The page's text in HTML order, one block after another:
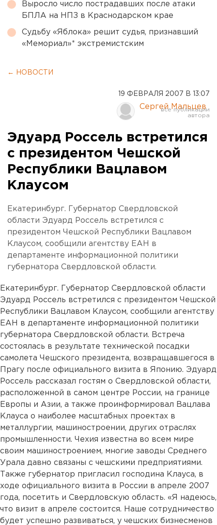
Выросло число пострадавших после атаки
БПЛА на НПЗ в Краснодарском крае
Судьбу «Яблока» решит судья, признавший
«Мемориал»* экстремистским
← НОВОСТИ
19 ФЕВРАЛЯ 2007 В 13:07
Сергей Мальцев
Эдуард Россель встретился
с президентом Чешской
Республики Вацлавом
Клаусом
Екатеринбург. Губернатор Свердловской
области Эдуард Россель встретился с
президентом Чешской Республики Вацлавом
Клаусом, сообщили агентству ЕАН в
департаменте информационной политики
губернатора Свердловской области.
Екатеринбург. Губернатор Свердловской области
Эдуард Россель встретился с президентом Чешской
Республики Вацлавом Клаусом, сообщили агентству
ЕАН в департаменте информационной политики
губернатора Свердловской области. Встреча
состоялась в результате технической посадки
самолета Чешского президента, возвращавшегося в
Прагу после официального визита в Японию. Эдуард
Россель рассказал гостям о Свердловской области,
расположенной в самом центре России, на границе
Европы и Азии, а также проинформировал Вацлава
Клауса о наиболее масштабных проектах в
металлургии, машиностроении, других отраслях
промышленности. Чехия известна во всем мире
своим машиностроением, многие заводы Среднего
Урала давно связаны с чешскими предприятиями.
Также губернатор пригласил господина Клауса, в
ходе официального визита в России в апреле 2007
года, посетить и Свердловскую область. «Я надеюсь,
что визит в апреле состоится. Наше сотрудничество
будет успешно развиваться, у чешских бизнесменов